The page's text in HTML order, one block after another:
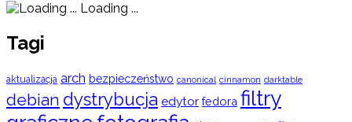
Loading ...
Tagi
aktualizacja arch bezpieczeństwo canonical cinnamon darktable
debian dystrybucja edytor fedora filtry